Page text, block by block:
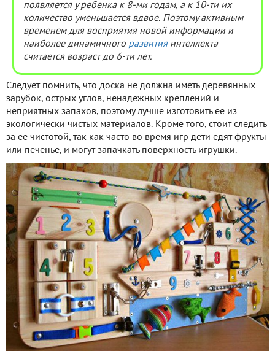
появляется у ребенка к 8-ми годам, а к 10-ти их
количество уменьшается вдвое. Поэтому активным
временем для восприятия новой информации и
наиболее динамичного развитияинтеллекта
считается возраст до 6-ти лет.
Следует помнить, что доска не должна иметь деревянных
зарубок, острых углов, ненадежных креплений и
неприятных запахов, поэтому лучше изготовить ее из
экологически чистых материалов. Кроме того, стоит следить
за ее чистотой, так как часто во время игр дети едят фрукты
или печенье, и могут запачкать поверхность игрушки.